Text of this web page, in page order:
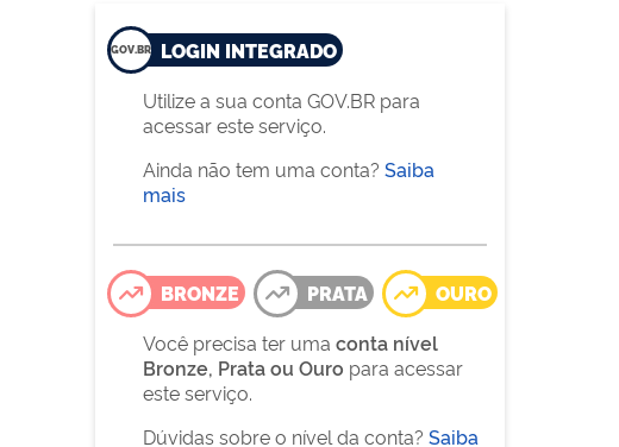
LOGIN INTEGRADO
Utilize a sua conta GOV.BR para
acessar este serviço.
Ainda não tem uma conta? Saiba
mais
BRONZE PRATA
OURO
Você precisa ter uma conta nível
Bronze, Prata ou Ouro para acessar
este serviço.
Dúvidas sobre o nível da conta? Saiba